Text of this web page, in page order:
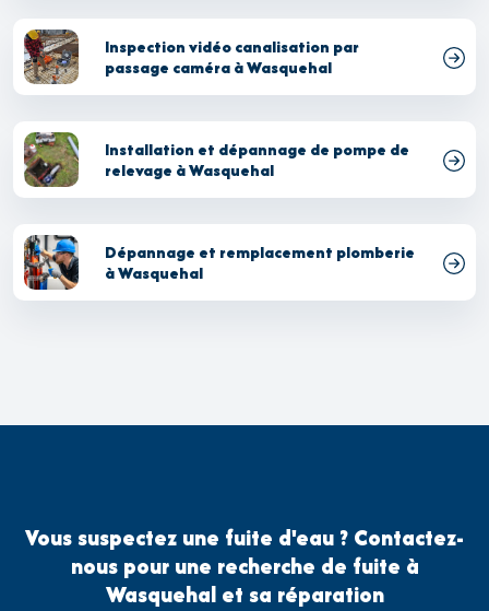
Inspection vidéo canalisation par
passage caméra à Wasquehal
Installation et dépannage de pompe de
relevage à Wasquehal
Dépannage et remplacement plomberie
à Wasquehal
Vous suspectez une fuite d'eau ? Contactez-
nous pour une recherche de fuite à
Wasquehal et sa réparation